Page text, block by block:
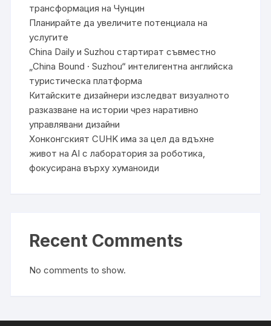
трансформация на Чунцин
Планирайте да увеличите потенциала на
услугите
China Daily и Suzhou стартират съвместно
„China Bound · Suzhou“ интелигентна английска
туристическа платформа
Китайските дизайнери изследват визуалното
разказване на истории чрез наративно
управлявани дизайни
Хонконгският CUHK има за цел да вдъхне
живот на AI с лаборатория за роботика,
фокусирана върху хуманоиди
Recent Comments
No comments to show.